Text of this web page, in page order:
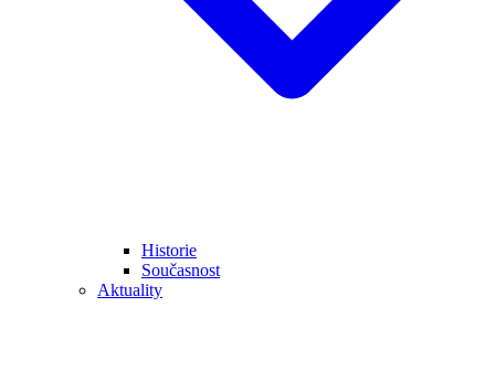
Historie
Současnost
Aktuality